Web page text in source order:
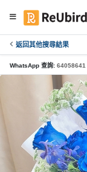
返回其他搜尋結果
WhatsApp 查詢: 64058641
繁
中
E